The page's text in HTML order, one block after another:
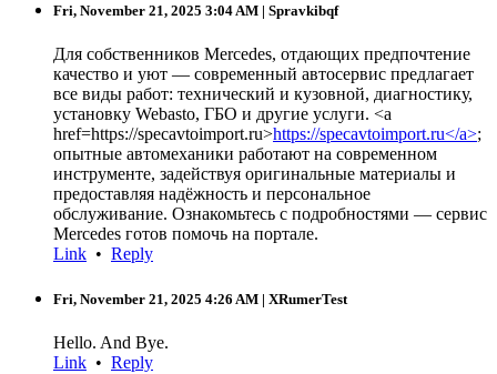
Fri, November 21, 2025 3:04 AM | Spravkibqf
Для собственников Mercedes, отдающих предпочтение
качество и уют — современный автосервис предлагает
все виды работ: технический и кузовной, диагностику,
установку Webasto, ГБО и другие услуги. <a
href=https://specavtoimport.ru>https://specavtoimport.ru</a>;
опытные автомеханики работают на современном
инструменте, задействуя оригинальные материалы и
предоставляя надёжность и персональное
обслуживание. Ознакомьтесь с подробностями — сервис
Mercedes готов помочь на портале.
Link • Reply
Fri, November 21, 2025 4:26 AM | XRumerTest
Hello. And Bye.
Link • Reply